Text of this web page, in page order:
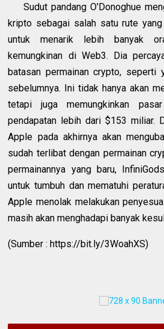
Sudut pandang O'Donoghue
kripto sebagai salah satu rute
untuk menarik lebih banyak
kemungkinan di Web3. Dia
batasan permainan crypto, seperti
sebelumnya. Ini tidak hanya akan
tetapi juga memungkinkan
pendapatan lebih dari $153 miliar.
Apple pada akhirnya akan
sudah terlibat dengan permainan
permainannya yang baru,
untuk tumbuh dan mematuhi
Apple menolak melakukan
masih akan menghadapi banyak
(Sumber : https://bit.ly/3WoahXS)